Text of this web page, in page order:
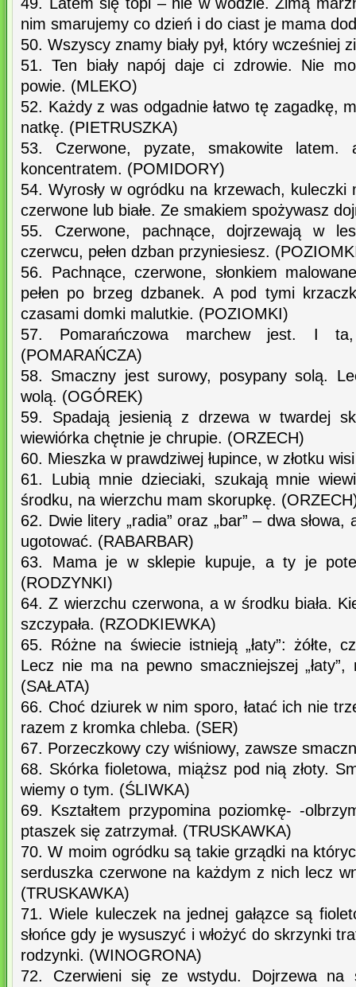
nim smarujemy co dzień i do ciast je mama
50. Wszyscy znamy biały pył, który wcześniej
51. Ten biały napój daje ci zdrowie. Nie
powie. (MLEKO)
52. Każdy z was odgadnie łatwo tę zagadkę,
natkę. (PIETRUSZKA)
53. Czerwone, pyzate, smakowite
koncentratem. (POMIDORY)
54. Wyrosły w ogródku na krzewach, kuleczki
czerwone lub białe. Ze smakiem spożywasz
55. Czerwone, pachnące, dojrzewają w
czerwcu, pełen dzban przyniesiesz.
56. Pachnące, czerwone, słonkiem
pełen po brzeg dzbanek. A pod tymi
czasami domki malutkie. (POZIOMKI)
57. Pomarańczowa marchew jest. I
(POMARAŃCZA)
58. Smaczny jest surowy, posypany solą.
wolą. (OGÓREK)
59. Spadają jesienią z drzewa w twardej
wiewiórka chętnie je chrupie. (ORZECH)
60. Mieszka w prawdziwej łupince, w złotku
61. Lubią mnie dzieciaki, szukają mnie
środku, na wierzchu mam skorupkę.
62. Dwie litery „radia” oraz „bar” – dwa
ugotować. (RABARBAR)
63. Mama je w sklepie kupuje, a ty je
(RODZYNKI)
64. Z wierzchu czerwona, a w środku biała.
szczypała. (RZODKIEWKA)
65. Różne na świecie istnieją „łaty”: żółte,
Lecz nie ma na pewno smaczniejszej
(SAŁATA)
66. Choć dziurek w nim sporo, łatać ich nie
razem z kromka chleba. (SER)
67. Porzeczkowy czy wiśniowy, zawsze
68. Skórka fioletowa, miąższ pod nią złoty.
wiemy o tym. (ŚLIWKA)
69. Kształtem przypomina poziomkę- -
ptaszek się zatrzymał. (TRUSKAWKA)
70. W moim ogródku są takie grządki na
serduszka czerwone na każdym z nich lecz
(TRUSKAWKA)
71. Wiele kuleczek na jednej gałązce są
słońce gdy je wysuszyć i włożyć do skrzynki
rodzynki. (WINOGRONA)
72. Czerwieni się ze wstydu. Dojrzewa na